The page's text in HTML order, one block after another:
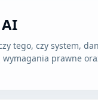
tego, czy system,
wymagania prawne